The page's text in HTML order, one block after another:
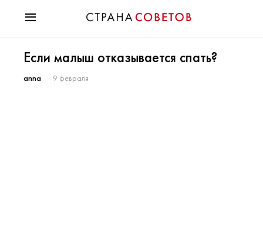
Мода
Звезды
Если малыш отказывается спать?
anna 9 февраля